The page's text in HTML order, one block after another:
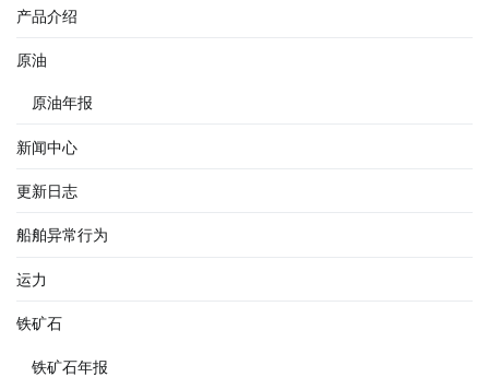
产品介绍
原油
原油年报
新闻中心
更新日志
船舶异常行为
运力
铁矿石
铁矿石年报